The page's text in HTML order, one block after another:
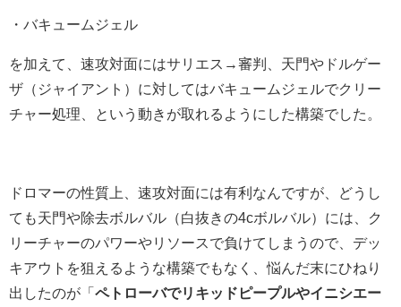
・バキュームジェル
を加えて、速攻対面にはサリエス→審判、天門やドルゲー
ザ（ジャイアント）に対してはバキュームジェルでクリー
チャー処理、という動きが取れるようにした構築でした。
ドロマーの性質上、速攻対面には有利なんですが、どうし
ても天門や除去ボルバル（白抜きの4cボルバル）には、ク
リーチャーのパワーやリソースで負けてしまうので、デッ
キアウトを狙えるような構築でもなく、悩んだ末にひねり
出したのが「 ペトローバでリキッドピープルやイニシエー